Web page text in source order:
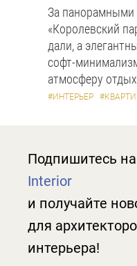
За
«Королевский
дали, а
софт-
атмосферу
#ИНТЕРЬЕР
Подпишитесь
Interior
и получайте
для
интерьера!